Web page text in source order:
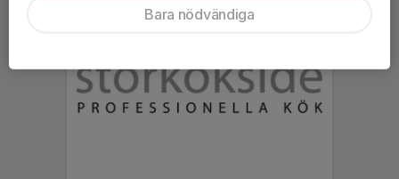
Bara nödvändiga